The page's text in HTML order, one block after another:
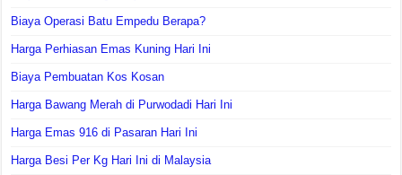
Biaya Operasi Batu Empedu Berapa?
Harga Perhiasan Emas Kuning Hari Ini
Biaya Pembuatan Kos Kosan
Harga Bawang Merah di Purwodadi Hari Ini
Harga Emas 916 di Pasaran Hari Ini
Harga Besi Per Kg Hari Ini di Malaysia